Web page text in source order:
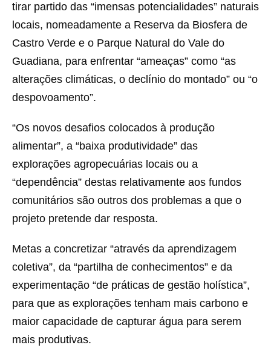
tirar partido das “imensas potencialidades” naturais
locais, nomeadamente a Reserva da Biosfera de
Castro Verde e o Parque Natural do Vale do
Guadiana, para enfrentar “ameaças” como “as
alterações climáticas, o declínio do montado” ou “o
despovoamento”.
“Os novos desafios colocados à produção
alimentar”, a “baixa produtividade” das
explorações agropecuárias locais ou a
“dependência” destas relativamente aos fundos
comunitários são outros dos problemas a que o
projeto pretende dar resposta.
Metas a concretizar “através da aprendizagem
coletiva”, da “partilha de conhecimentos” e da
experimentação “de práticas de gestão holística”,
para que as explorações tenham mais carbono e
maior capacidade de capturar água para serem
mais produtivas.